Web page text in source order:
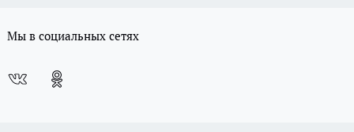
Мы в социальных сетях